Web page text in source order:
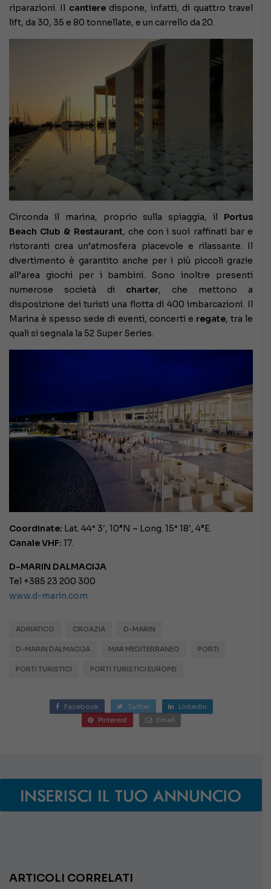
riparazioni. Il cantieredispone, infatti, di quattro travel
lift, da 30, 35 e 80 tonnellate, e un carrello da 20.
Circonda il marina, proprio sulla spiaggia, il Portus
Beach Club & Restaurant, che con i suoi raffinati bar e
ristoranti crea un’atmosfera piacevole e rilassante. Il
divertimento è garantito anche per i più piccoli grazie
all’area giochi per i bambini. Sono inoltre presenti
numerose società di charter, che mettono a
disposizione dei turisti una flotta di 400 imbarcazioni. Il
Marina è spesso sede di eventi, concerti e regate, tra le
quali si segnala la 52 Super Series.
Coordinate: Lat. 44° 3′, 10”N – Long. 15° 18′, 4”E.
Canale VHF: 17.
D-MARIN DALMACIJA
Tel +385 23 200 300
www.d-marin.com
ADRIATICO CROAZIA D-MARIN
D-MARIN DALMACIJA MAR MEDITERRANEO PORTI
PORTI TURISTICI PORTI TURISTICI EUROPEI
Facebook Twitter
Linkedin
Pinterest
Email
ARTICOLI CORRELATI